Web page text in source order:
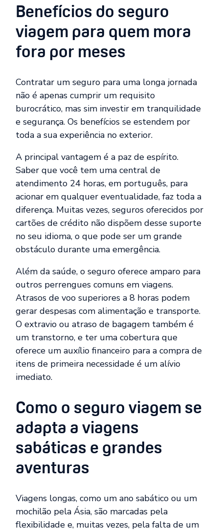
Benefícios do seguro
viagem para quem mora
fora por meses
Contratar um seguro para uma longa jornada
não é apenas cumprir um requisito
burocrático, mas sim investir em tranquilidade
e segurança. Os benefícios se estendem por
toda a sua experiência no exterior.
A principal vantagem é a paz de espírito.
Saber que você tem uma central de
atendimento 24 horas, em português, para
acionar em qualquer eventualidade, faz toda a
diferença. Muitas vezes, seguros oferecidos por
cartões de crédito não dispõem desse suporte
no seu idioma, o que pode ser um grande
obstáculo durante uma emergência.
Além da saúde, o seguro oferece amparo para
outros perrengues comuns em viagens.
Atrasos de voo superiores a 8 horas podem
gerar despesas com alimentação e transporte.
O extravio ou atraso de bagagem também é
um transtorno, e ter uma cobertura que
oferece um auxílio financeiro para a compra de
itens de primeira necessidade é um alívio
imediato.
Como o seguro viagem se
adapta a viagens
sabáticas e grandes
aventuras
Viagens longas, como um ano sabático ou um
mochilão pela Ásia, são marcadas pela
flexibilidade e, muitas vezes, pela falta de um